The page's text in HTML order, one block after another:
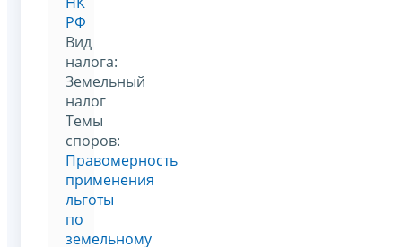
РФ
Вид
налога:
Земельный
налог
Темы
споров:
Правомерность
применения
льготы
по
земельному